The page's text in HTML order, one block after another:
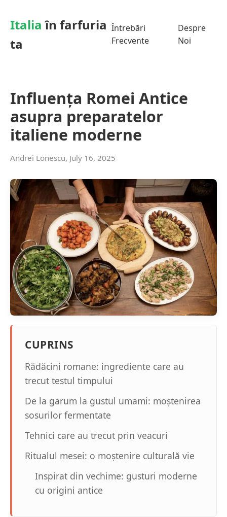
Italiaîn farfuria
ta
Întrebări
Frecvente
Despre
Noi
Influența Romei Antice
asupra preparatelor
italiene moderne
Andrei Lonescu, July 16, 2025
CUPRINS
Rădăcini romane: ingrediente care au
trecut testul timpului
De la garum la gustul umami: moștenirea
sosurilor fermentate
Tehnici care au trecut prin veacuri
Ritualul mesei: o moștenire culturală vie
Inspirat din vechime: gusturi moderne
cu origini antice